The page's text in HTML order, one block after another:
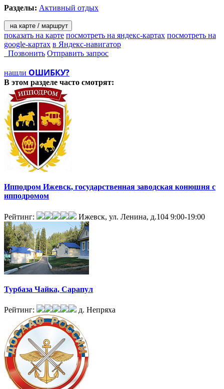
Разделы: Активный отдых
на карте / маршрут
показать на карте посмотреть на яндекс-картах посмотреть на
google-картах в Яндекс-навигатор
Позвонить Отправить запрос
нашли ОШИБКУ?
В этом разделе часто смотрят:
Ипподром Ижевск, государственная заводская конюшня с
ипподромом
Рейтинг: Ижевск, ул. Ленина, д.104 9:00-19:00
Турбаза Чайка, Сарапул
Рейтинг: д. Непряха